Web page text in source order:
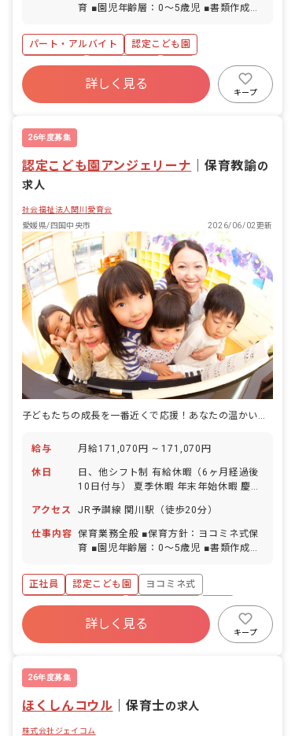
育 ■園児年齢層：0～5歳児 ■書類作成ツ
パート・アルバイト
認定こども園
ヨコミネ式
社会保険完備
有給
福利厚生充実
昇給昇進あり
産休育休制度
詳しく見る
キープ
26年度募集
認定こども園アンジェリーナ 保育教諭の
求人
社会福祉法人関川愛育会
愛媛県/四国中央市
2026/06/02更新
給与 月給171,070円 ~ 171,070円
休日
日、他シフト制 有給休暇（6ヶ月経過後
10日付与） 夏季休暇 年末年始休暇 慶弔
日休暇（誕生月に1日） 育児休暇 介護休
暇 看護休暇 ※年間休日110日
アクセス JR予讃線 関川駅（徒歩20分）
仕事内容 保育業務全般 ■保育方針：ヨコミネ式保
育 ■園児年齢層：0～5歳児 ■書類作成ツ
正社員
認定こども園
ヨコミネ式
ボーナス・賞与あり
社会保険完備
残業少なめ
昇給昇進あり
詳しく見る
キープ
26年度募集
ほくしんコウル ｜保育士の求人
株式会社ジェイコム